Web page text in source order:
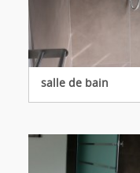
salle de bain